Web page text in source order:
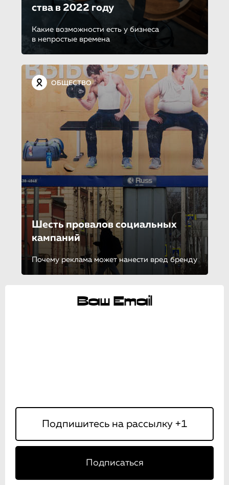
ства в 2022 году
Какие возможности есть у бизнеса
в непростые времена
ОБЩЕСТВО
Шесть провалов социальных
кампаний
Почему реклама может нанести вред бренду
Ваш Email
Подписаться